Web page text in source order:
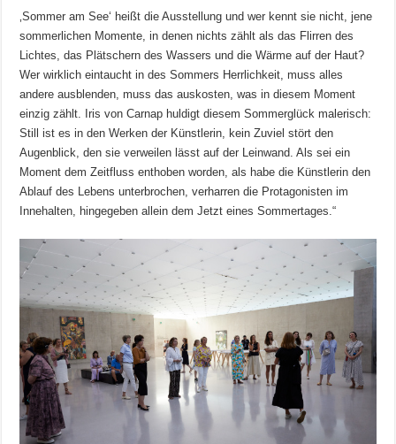
‚Sommer am See‘ heißt die Ausstellung und wer kennt sie nicht, jene
sommerlichen Momente, in denen nichts zählt als das Flirren des
Lichtes, das Plätschern des Wassers und die Wärme auf der Haut?
Wer wirklich eintaucht in des Sommers Herrlichkeit, muss alles
andere ausblenden, muss das auskosten, was in diesem Moment
einzig zählt. Iris von Carnap huldigt diesem Sommerglück malerisch:
Still ist es in den Werken der Künstlerin, kein Zuviel stört den
Augenblick, den sie verweilen lässt auf der Leinwand. Als sei ein
Moment dem Zeitfluss enthoben worden, als habe die Künstlerin den
Ablauf des Lebens unterbrochen, verharren die Protagonisten im
Innehalten, hingegeben allein dem Jetzt eines Sommertages.“